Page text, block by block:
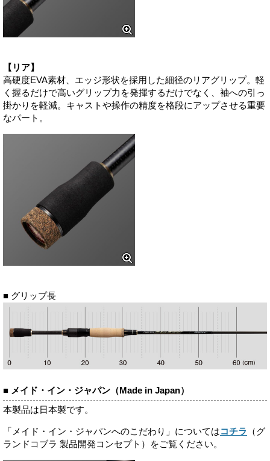
【リア】
高硬度EVA素材、エッジ形状を採用した細径のリアグリップ。軽
く握るだけで高いグリップ力を発揮するだけでなく、袖への引っ
掛かりを軽減。キャストや操作の精度を格段にアップさせる重要
なパート。
■ グリップ長
■ メイド・イン・ジャパン（Made in Japan）
本製品は日本製です。
「メイド・イン・ジャパンへのこだわり」についてはコチラ
（グ
ランドコブラ 製品開発コンセプト）をご覧ください。